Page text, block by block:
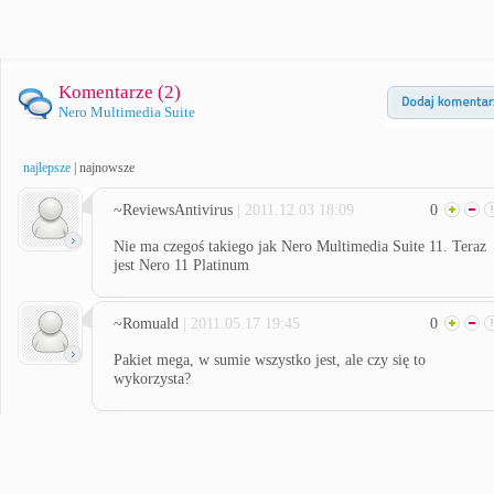
Komentarze (2)
Nero Multimedia Suite
najlepsze najnowsze
~ReviewsAntivirus | 2011.12.03 18:09 0
Nie ma czegoś takiego jak Nero Multimedia Suite 11. Teraz
jest Nero 11 Platinum
~Romuald | 2011.05.17 19:45 0
Pakiet mega, w sumie wszystko jest, ale czy się to
wykorzysta?